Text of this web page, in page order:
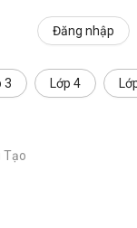
Đăng nhập
3 Lớp 4
Tạo